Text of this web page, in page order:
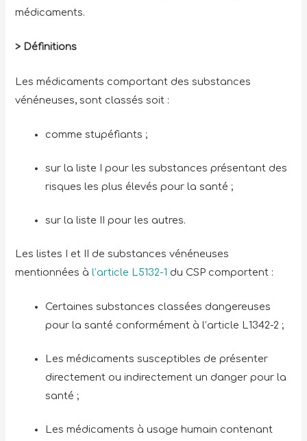
médicaments.
> Définitions
Les médicaments comportant des substances
vénéneuses, sont classés soit :
comme stupéfiants ;
sur la liste I pour les substances présentant des
risques les plus élevés pour la santé ;
sur la liste II pour les autres.
Les listes I et II de substances vénéneuses
mentionnées àl’article L5132-1 du CSP comportent :
Certaines substances classées dangereuses
pour la santé conformément à l’article L1342-2 ;
Les médicaments susceptibles de présenter
directement ou indirectement un danger pour la
santé ;
Les médicaments à usage humain contenant